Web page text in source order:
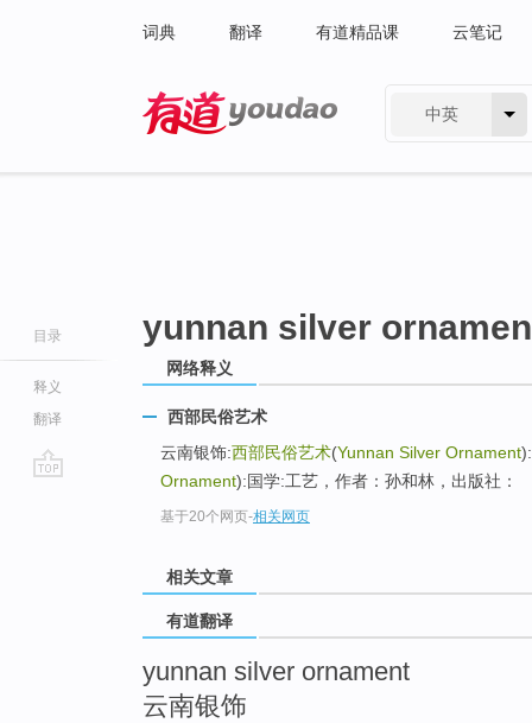
词典 翻译 有道精品课 云笔记
中英
目录
释义
翻译
yunnan silver
网络释义
西部民俗艺术
云南银饰:西部民俗艺术(Yunnan Silver Ornament
Ornament):国学:工艺，作者：孙和林，出版社：
基于20个网页-相关网页
相关文章
有道翻译
yunnan silver ornament
云南银饰